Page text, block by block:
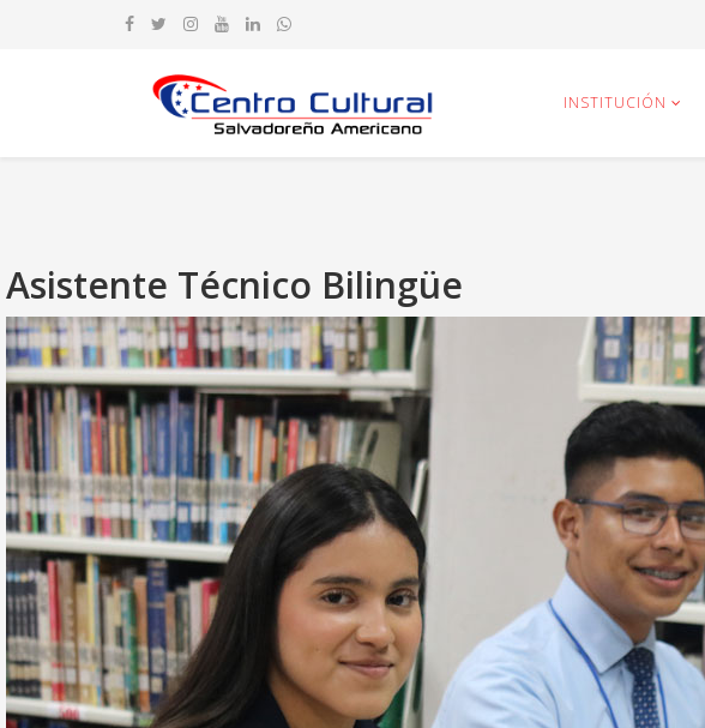
INSTITUCIÓN
Asistente Técnico Bilingüe